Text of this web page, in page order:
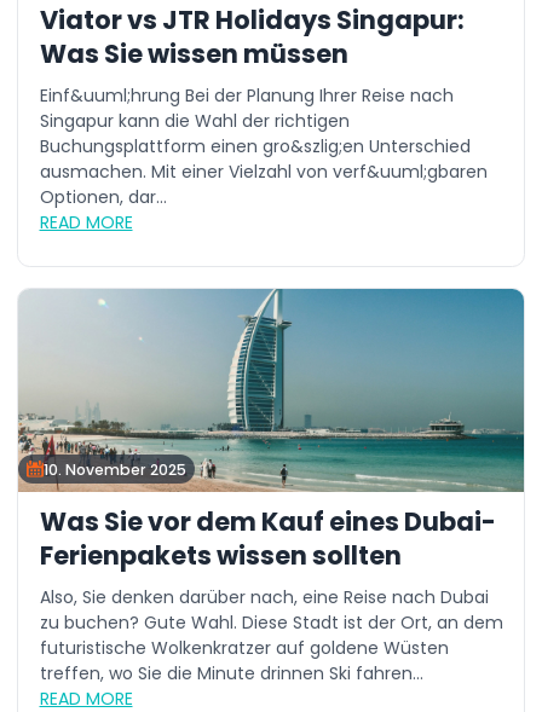
Viator vs JTR Holidays Singapur:
Was Sie wissen müssen
Einf&uuml;hrung Bei der Planung Ihrer Reise nach
Singapur kann die Wahl der richtigen
Buchungsplattform einen gro&szlig;en Unterschied
ausmachen. Mit einer Vielzahl von verf&uuml;gbaren
Optionen, dar...
READ MORE
10. November 2025
Was Sie vor dem Kauf eines Dubai-
Ferienpakets wissen sollten
Also, Sie denken darüber nach, eine Reise nach Dubai
zu buchen? Gute Wahl. Diese Stadt ist der Ort, an dem
futuristische Wolkenkratzer auf goldene Wüsten
treffen, wo Sie die Minute drinnen Ski fahren...
READ MORE